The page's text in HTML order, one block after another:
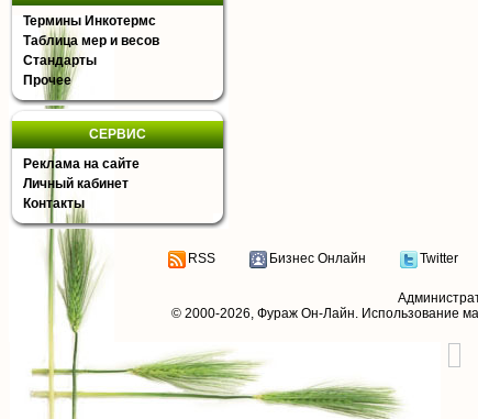
Термины Инкотермс
Таблица мер и весов
Стандарты
Прочее
СЕРВИС
Реклама на сайте
Личный кабинет
Контакты
RSS Бизнес Онлайн Twitter
© 2000-2026, Фураж Он-Лайн. Использование